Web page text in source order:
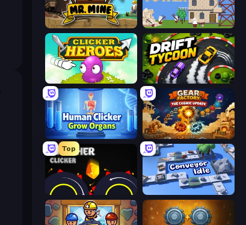
Mr. Mine Babel Tower
Clicker Heroes Drift Tycoon
Human Clicker: Grow Organs Gear Factory
Top
Crusher Clicker Conveyor Idle